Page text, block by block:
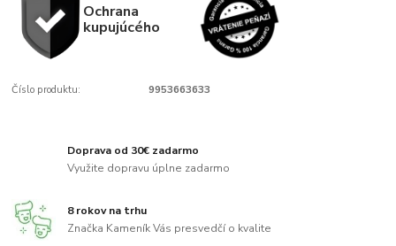
Ochrana
kupujúcého
Číslo produktu: 9953663633
Doprava od 30€ zadarmo
Využite dopravu úplne zadarmo
8 rokov na trhu
Značka Kameník Vás presvedčí o kvalite